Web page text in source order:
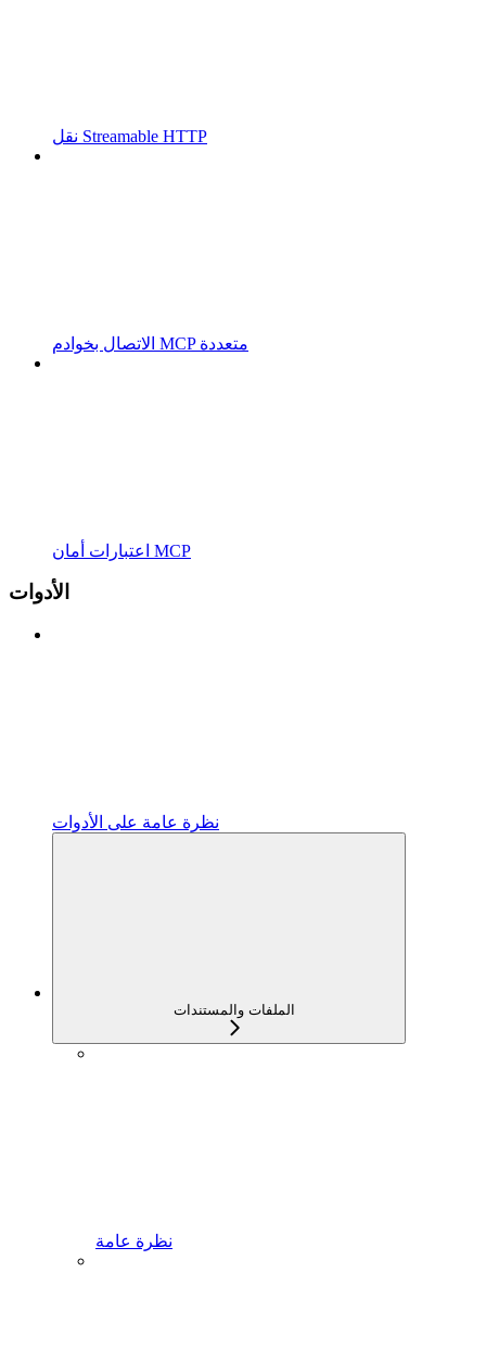
نقل Streamable HTTP
الاتصال بخوادم MCP متعددة
اعتبارات أمان MCP
الأدوات
نظرة عامة على الأدوات
الملفات والمستندات
نظرة عامة